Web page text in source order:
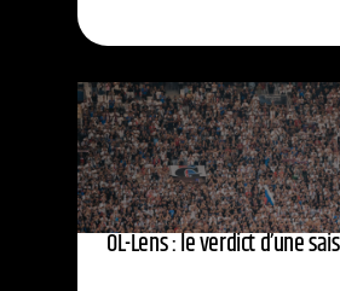
OL-Lens : le verdict d’une